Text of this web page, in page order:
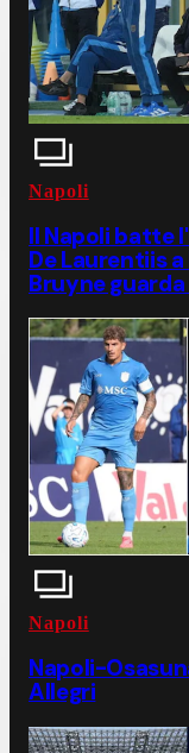
Napoli
Il Napoli batte
De Laurentiis
Bruyne
Napoli
Napoli-
Allegri